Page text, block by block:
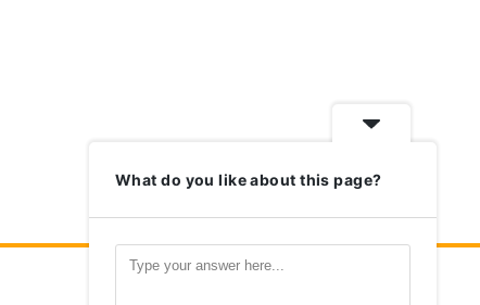
What do you like about this page?